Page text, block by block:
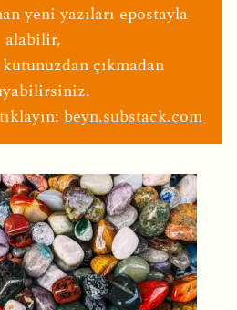
yeni yazıları epostayla
alabilir,
kutunuzdan çıkmadan
beyn.substack.com